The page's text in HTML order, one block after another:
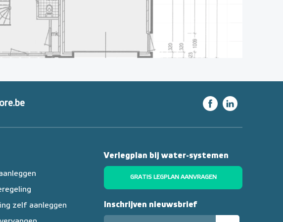
zelf aanleggen
Verlegplan bij water-systemen
GRATIS LEGPLAN AANVRAGEN
Inschrijven nieuwsbrief